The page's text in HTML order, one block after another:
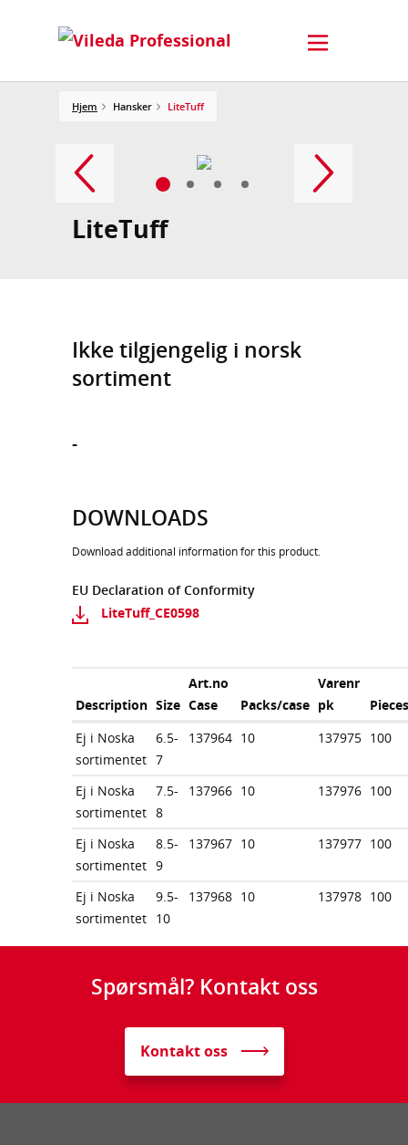
Hjem Hansker LiteTuff
LiteTuff
Ikke tilgjengelig i norsk
sortiment
-
DOWNLOADS
Download additional information for this product.
EU Declaration of Conformity
LiteTuff_CE0598
Description Size
Art.no
Case
Packs/case
Varenr
pk
Ej i Noska
sortimentet
6.5-
7
137964 10 137975 100
Ej i Noska
sortimentet
7.5-
8
137966 10 137976 100
Ej i Noska
sortimentet
8.5-
9
137967 10 137977 100
Ej i Noska
sortimentet
9.5-
10
137968 10 137978 100
Spørsmål? Kontakt oss
Kontakt oss